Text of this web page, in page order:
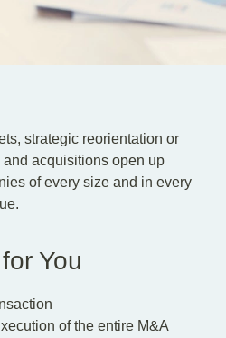
strategic reorientation or
acquisitions open up
of every size and in every
You
of the entire M&A